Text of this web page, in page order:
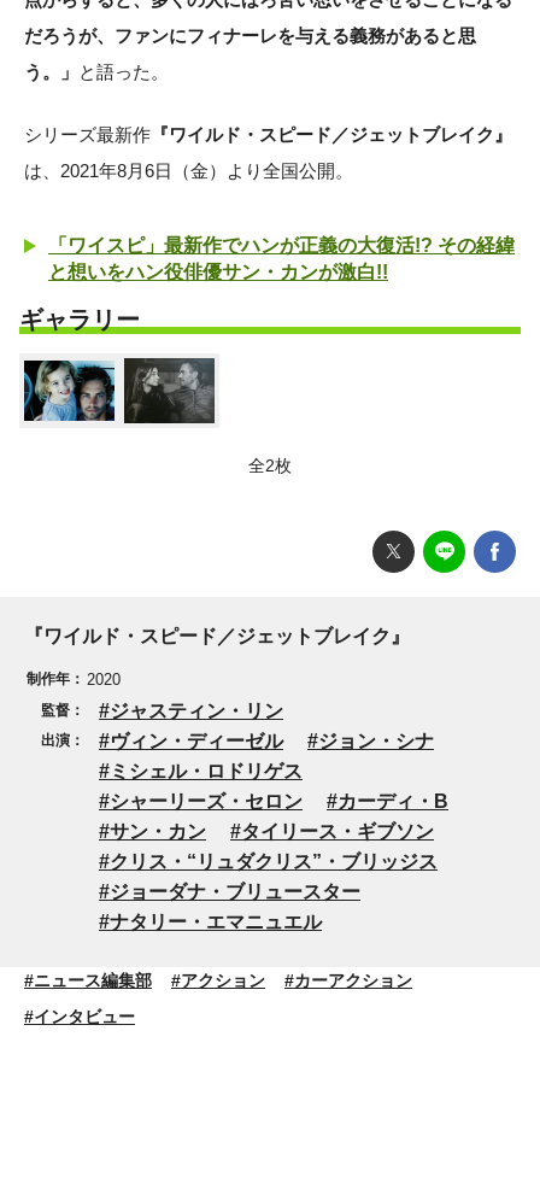
だろうが、ファンにフィナーレを与える義務があると思
う。」 と語った。
シリーズ最新作 『ワイルド・スピード／ジェットブレイク』
は、2021年8月6日（金）より全国公開。
「ワイスピ」最新作でハンが正義の大復活!? その経緯
と想いをハン役俳優サン・カンが激白!!
ギャラリー
全2枚
『ワイルド・スピード／ジェットブレイク』
制作年： 2020
監督： ジャスティン・リン
出演： ヴィン・ディーゼル
ジョン・シナ
ミシェル・ロドリゲス
シャーリーズ・セロン
カーディ・B
サン・カン
タイリース・ギブソン
クリス・“リュダクリス”・ブリッジス
ジョーダナ・ブリュースター
ナタリー・エマニュエル
#ニュース編集部 #アクション
#カーアクション
#インタビュー